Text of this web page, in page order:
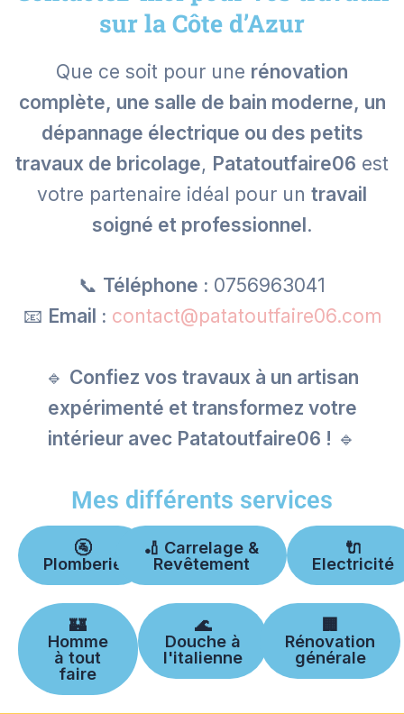
sur la Côte d’Azur
Que ce soit pour une rénovation
complète, une salle de bain moderne, un
dépannage électrique ou des petits
travaux de bricolage, Patatoutfaire06 est
votre partenaire idéal pour un travail
soigné et professionnel.
📞 Téléphone : 0756963041
📧 Email : contact@patatoutfaire06.com
🔹 Confiez vos travaux à un artisan
expérimenté et transformez votre
intérieur avec Patatoutfaire06 ! 🔹
Mes différents services
🚰
Plomberie
🏏 Carrelage &
Revêtement
🔌
Electricité
🏰
Homme
à tout
faire
🌊
Douche à
l'italienne
🏢
Rénovation
générale